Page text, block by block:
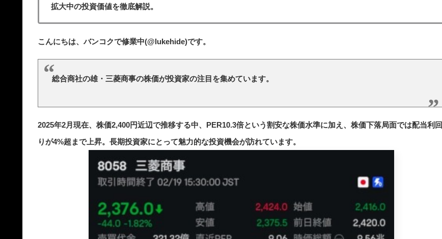
拡大中の投資価値を徹底解説。
こんにちは、バンコクで修業中(@lukehide)です。
総合商社の雄・三菱商事の株価が投資家の注目を集めています。
2025年2月現在、株価2,400円近辺で推移する中、PER10.3倍という割安な株価水準に加え、株価下落局面では配当利回
りが4%超まで上昇。長期投資家にとって魅力的な投資機会が訪れています。